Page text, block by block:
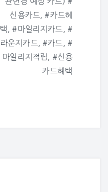
신용카드, #카드혜
택, #마일리지카드, #
라운지카드, #카드, #
마일리지적립, #신용
카드혜택